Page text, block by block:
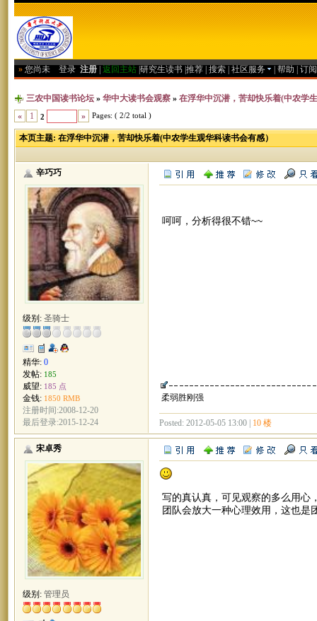
» 您尚未 登录 注册 返回主站 研究生读书 推荐 搜索 社区服务 帮助 订
三农中国读书论坛 » 华中大读书会观察 » 在浮华中沉潜，苦却快乐着(中农学
«
1 2 » Pages: ( 2/2 total )
本页主题: 在浮华中沉潜，苦却快乐着(中农学生观华科读书会有感）
辛巧巧
级别: 圣骑士
精华: 0
发帖: 185
威望: 185 点
金钱: 1850 RMB
注册时间:2008-12-20
最后登录:2015-12-24
呵呵，分析得很不错~~
柔弱胜刚强
Posted: 2012-05-05 13:00 | 10 楼
宋卓秀
级别: 管理员
写的真认真，可见观察的多么用心
团队会放大一种心理效用，这也是